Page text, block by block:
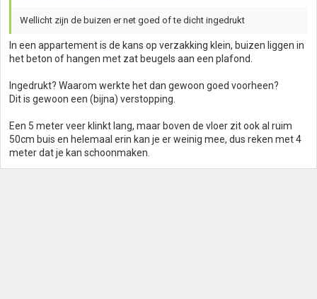
Wellicht zijn de buizen er net goed of te dicht ingedrukt
In een appartement is de kans op verzakking klein, buizen liggen in
het beton of hangen met zat beugels aan een plafond.
Ingedrukt? Waarom werkte het dan gewoon goed voorheen?
Dit is gewoon een (bijna) verstopping.
Een 5 meter veer klinkt lang, maar boven de vloer zit ook al ruim
50cm buis en helemaal erin kan je er weinig mee, dus reken met 4
meter dat je kan schoonmaken.